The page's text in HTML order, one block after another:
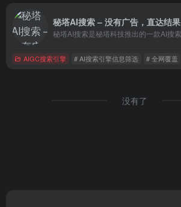
秘塔AI搜索 – 没有广告，直达结果
AIGC搜索引擎 # AI搜索引擎信息筛选 # 全网覆盖
没有了